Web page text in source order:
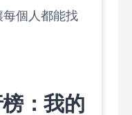
個人都能找
：我的